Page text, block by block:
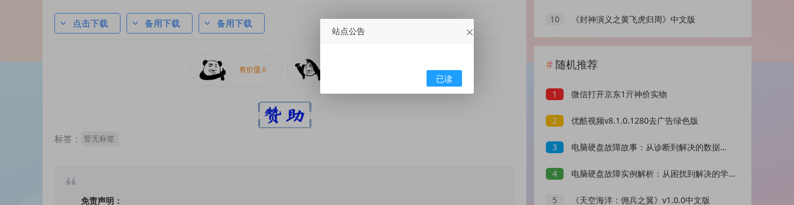
点击下载 备用下载 备用下载
标签： 暂无标签
免责声明：
10 《封神演义之黄飞虎归周》中文版
随机推荐
1 微信打开京东1亓神价实物
2 优酷视频v8.1.0.1280去广告绿色版
3 电脑硬盘故障故事：从诊断到解决的数据安全之旅 背景与起因：职场人士张先生的电脑硬盘故障隐患。 事件进展：自我诊断、专业求助与数据备份之路。 关键点分析：电脑常见问题下冷静应对，数据安全需多重保障。 启示：日常养护与专业支持相结合，电脑故障不...
4 电脑硬盘故障实例解析：从困扰到解决的学习之旅
5 《天空海洋：佣兵之翼》v1.0.0中文版
站点公告
已读